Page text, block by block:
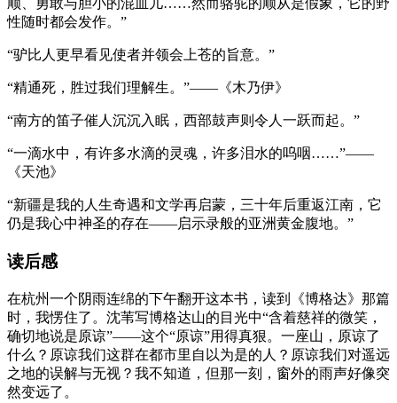
顺、勇敢与胆小的混血儿……然而骆驼的顺从是假象，它的野
性随时都会发作。”
“驴比人更早看见使者并领会上苍的旨意。”
“精通死，胜过我们理解生。”——《木乃伊》
“南方的笛子催人沉沉入眠，西部鼓声则令人一跃而起。”
“一滴水中，有许多水滴的灵魂，许多泪水的呜咽……”——
《天池》
“新疆是我的人生奇遇和文学再启蒙，三十年后重返江南，它
仍是我心中神圣的存在——启示录般的亚洲黄金腹地。”
读后感
在杭州一个阴雨连绵的下午翻开这本书，读到《博格达》那篇
时，我愣住了。沈苇写博格达山的目光中“含着慈祥的微笑，
确切地说是原谅”——这个“原谅”用得真狠。一座山，原谅了
什么？原谅我们这群在都市里自以为是的人？原谅我们对遥远
之地的误解与无视？我不知道，但那一刻，窗外的雨声好像突
然变远了。